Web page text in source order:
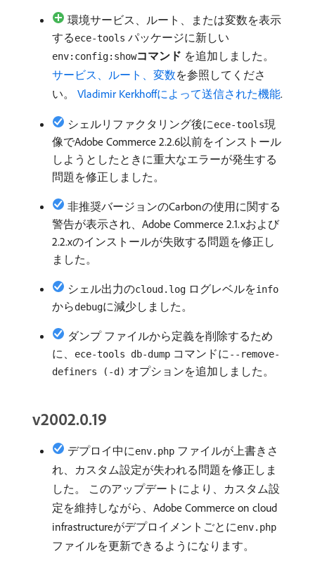
環境サービス、ルート、または変数を表示
するece-tools パッケージに新しい​
env:config:showコマンド ​を追加しました。
サービス、ルート、変数を参照してくださ
い。 Vladimir Kerkhoffによって送信された機能.
シェルリファクタリング後にece-tools現
像でAdobe Commerce 2.2.6以前をインストール
しようとしたときに重大なエラーが発生する
問題を修正しました。
非推奨バージョンのCarbonの使用に関する
警告が表示され、Adobe Commerce 2.1.xおよび
2.2.xのインストールが失敗する問題を修正し
ました。
シェル出力のcloud.log ログレベルをinfo
からdebugに減少しました。
ダンプ ファイルから定義を削除するため
に、
ece-tools db-dump コマンドに--remove-
definers (-d) オプションを追加しました。
v2002.0.19
デプロイ中にenv.php ファイルが上書きさ
れ、カスタム設定が失われる問題を修正しま
した。 このアップデートにより、カスタム設
定を維持しながら、Adobe Commerce on cloud
infrastructureがデプロイメントごとにenv.php
ファイルを更新できるようになります。